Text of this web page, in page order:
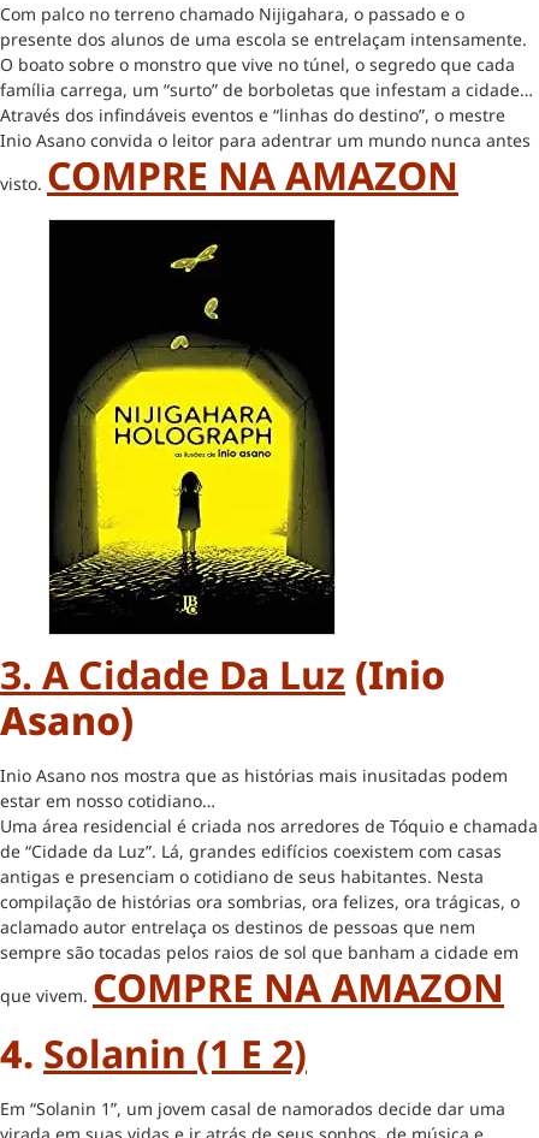
Com palco no terreno chamado Nijigahara, o passado e o
presente dos alunos de uma escola se entrelaçam intensamente.
O boato sobre o monstro que vive no túnel, o segredo que cada
família carrega, um “surto” de borboletas que infestam a cidade…
Através dos infindáveis eventos e “linhas do destino”, o mestre
Inio Asano convida o leitor para adentrar um mundo nunca antes
visto. COMPRE NA AMAZON
3. A Cidade Da Luz (Inio
Asano)
Inio Asano nos mostra que as histórias mais inusitadas podem
estar em nosso cotidiano…
Uma área residencial é criada nos arredores de Tóquio e chamada
de “Cidade da Luz”. Lá, grandes edifícios coexistem com casas
antigas e presenciam o cotidiano de seus habitantes. Nesta
compilação de histórias ora sombrias, ora felizes, ora trágicas, o
aclamado autor entrelaça os destinos de pessoas que nem
sempre são tocadas pelos raios de sol que banham a cidade em
que vivem. COMPRE NA AMAZON
4. Solanin (1 E 2)
Em “Solanin 1”, um jovem casal de namorados decide dar uma
virada em suas vidas e ir atrás de seus sonhos, de música e